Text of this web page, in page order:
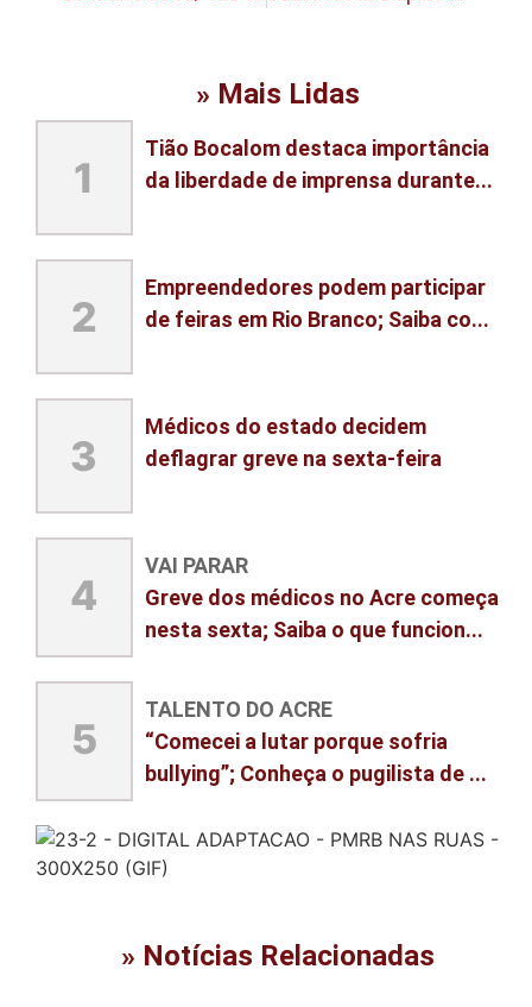
» Mais Lidas
1
Tião Bocalom destaca importância
da liberdade de imprensa durante...
2
Empreendedores podem participar
de feiras em Rio Branco; Saiba co...
3
Médicos do estado decidem
deflagrar greve na sexta-feira
4
VAI PARAR
Greve dos médicos no Acre começa
nesta sexta; Saiba o que funcion...
5
TALENTO DO ACRE
“Comecei a lutar porque sofria
bullying”; Conheça o pugilista de ...
» Notícias Relacionadas